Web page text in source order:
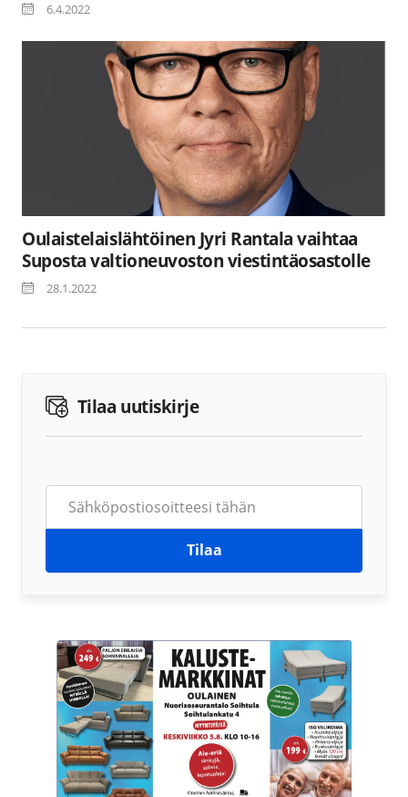
6.4.2022
Oulaistelaislähtöinen Jyri Rantala vaihtaa
Suposta valtioneuvoston viestintäosastolle
28.1.2022
Tilaa uutiskirje
Tilaa